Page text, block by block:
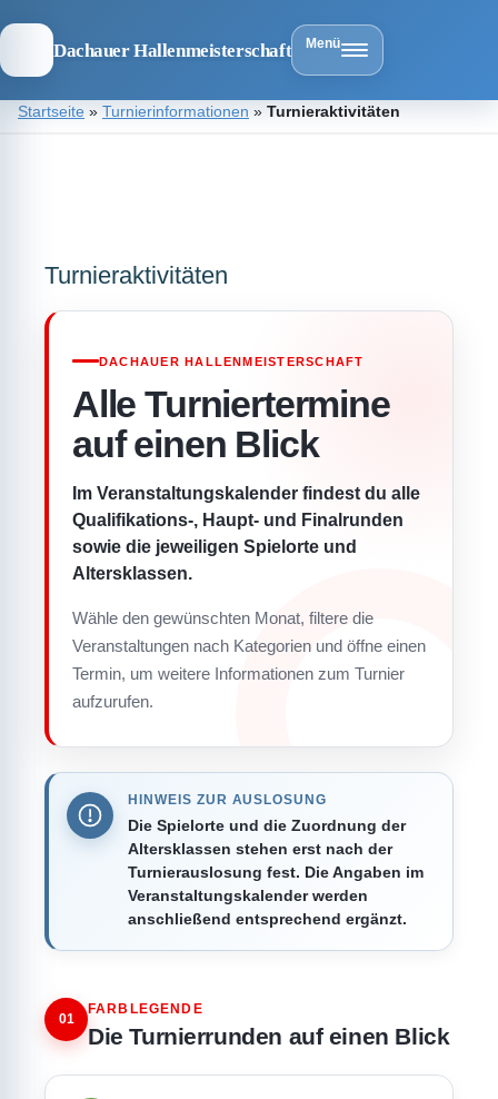
Dachauer Hallenmeisterschaft Menü
ZumStartseite » Turnierinformationen » Turnieraktivitäten
Turnieraktivitäten
DACHAUER HALLENMEISTERSCHAFT
Alle Turniertermine
auf einen Blick
Im Veranstaltungskalender findest du alle
Qualifikations-, Haupt- und Finalrunden
sowie die jeweiligen Spielorte und
Altersklassen.
Wähle den gewünschten Monat, filtere die
Veranstaltungen nach Kategorien und öffne einen
Termin, um weitere Informationen zum Turnier
aufzurufen.
HINWEIS ZUR AUSLOSUNG
Die Spielorte und die Zuordnung der
Altersklassen stehen erst nach der
Turnierauslosung fest. Die Angaben im
Veranstaltungskalender werden
anschließend entsprechend ergänzt.
01
FARBLEGENDE
Die Turnierrunden auf einen Blick